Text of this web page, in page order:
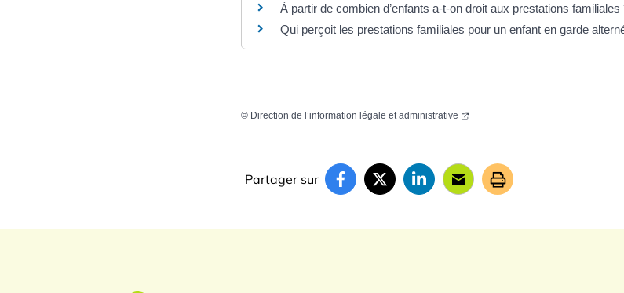
À partir de combien d’enfants a-t-on droit aux prestations familiales
Qui perçoit les prestations familiales pour un enfant en garde
© Direction de l’information légale et administrative
Partager sur